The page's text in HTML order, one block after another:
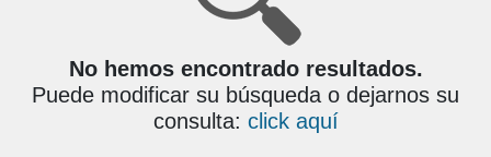
No hemos encontrado resultados.
Puede modificar su búsqueda o dejarnos su
consulta: click aquí